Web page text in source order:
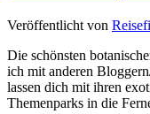
Veröffentlicht von
Die schönsten
ich mit anderen
lassen dich mit ihren
Themenparks in die